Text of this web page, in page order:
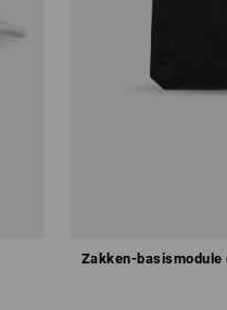
Zakken-